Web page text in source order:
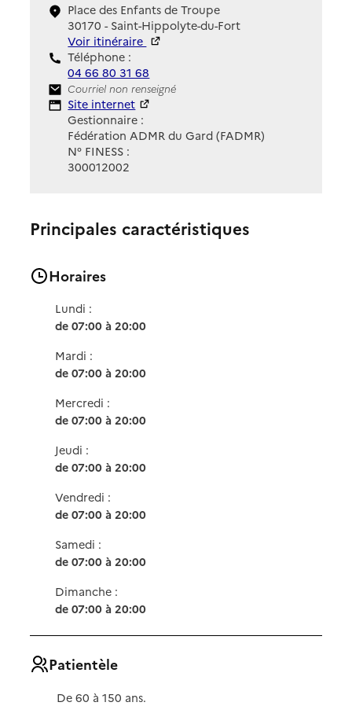
Place des Enfants de Troupe
30170 - Saint-Hippolyte-du-Fort
Voir itinéraire
Téléphone :
04 66 80 31 68
Contact
Courriel non renseigné
Site Internet
Site internet
Gestionnaire :
Fédération ADMR du Gard (FADMR)
N° FINESS :
300012002
Principales caractéristiques
Horaires
Lundi :
de 07:00 à 20:00
Mardi :
de 07:00 à 20:00
Mercredi :
de 07:00 à 20:00
Jeudi :
de 07:00 à 20:00
Vendredi :
de 07:00 à 20:00
Samedi :
de 07:00 à 20:00
Dimanche :
de 07:00 à 20:00
Patientèle
De 60 à 150 ans.